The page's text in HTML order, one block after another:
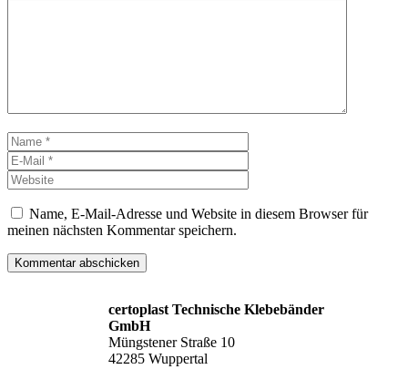
Name
Mail
Name, E-Mail-Adresse und Website in diesem Browser für
meinen nächsten Kommentar speichern.
certoplast Technische Klebebänder
GmbH
Müngstener Straße 10
42285 Wuppertal